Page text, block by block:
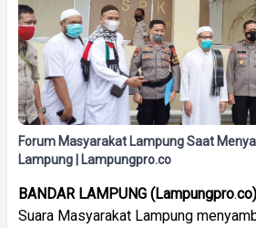
Forum Masyarakat Lampung Saat
Lampung | Lampungpro.co
BANDAR LAMPUNG (Lampungpro.
Suara Masyarakat Lampung